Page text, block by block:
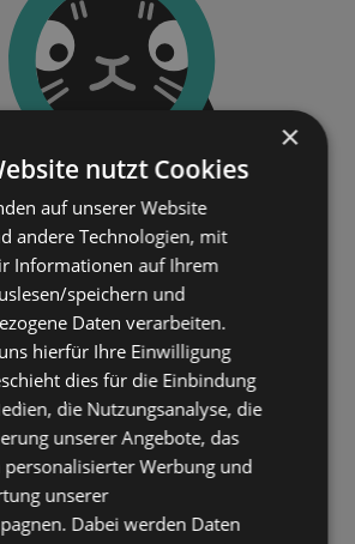
×
nutzt Cookies
auf unserer Website
andere Technologien, mit
Informationen auf Ihrem
speichern und
Daten verarbeiten.
hierfür Ihre Einwilligung
dies für die Einbindung
die Nutzungsanalyse, die
unserer Angebote, das
personalisierter Werbung und
unserer
Dabei werden Daten